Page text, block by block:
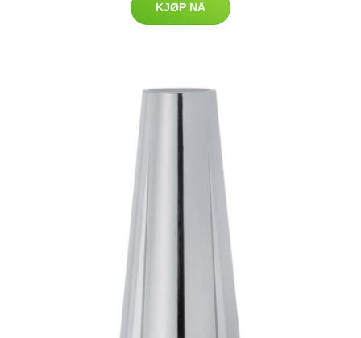
KJØP NÅ